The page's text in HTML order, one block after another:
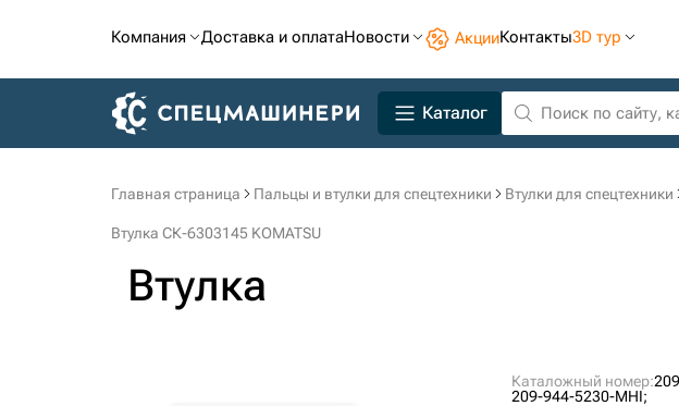
Компания Доставка и оплатаНовости АкцииКонтакты3D тур
Каталог
Главная страница Пальцы и втулки для спецтехники Втулки для спецтехники
Втулка СК-6303145 KOMATSU
Втулка
Каталожный номер:
209-944-5230-MHI;